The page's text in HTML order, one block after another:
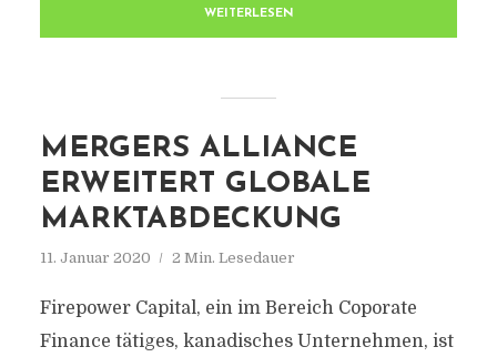
WEITERLESEN
MERGERS ALLIANCE
ERWEITERT GLOBALE
MARKTABDECKUNG
11. Januar 2020 2 Min. Lesedauer
Firepower Capital, ein im Bereich Coporate
Finance tätiges, kanadisches Unternehmen, ist